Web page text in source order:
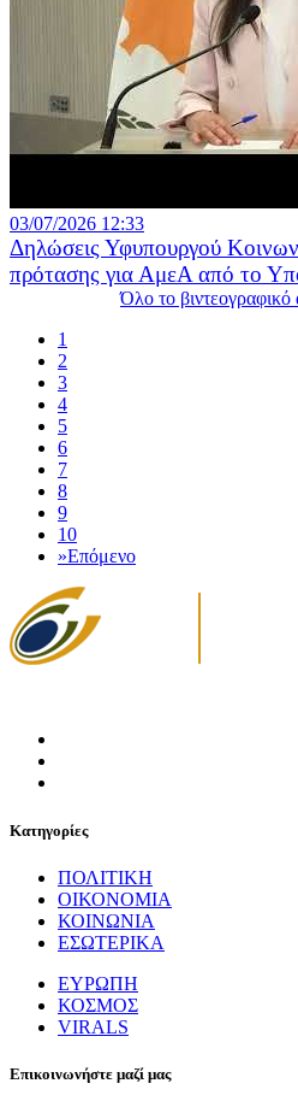
03/07/2026 12:33
Δηλώσεις Υφυπουργού
πρότασης για ΑμεΑ από το
Όλο το
1
2
3
4
5
6
7
8
9
10
»Επόμενο
Κατηγορίες
ΠΟΛΙΤΙΚΗ
ΟΙΚΟΝΟΜΙΑ
ΚΟΙΝΩΝΙΑ
ΕΣΩΤΕΡΙΚΑ
ΕΥΡΩΠΗ
ΚΟΣΜΟΣ
VIRALS
Επικοινωνήστε μαζί μας